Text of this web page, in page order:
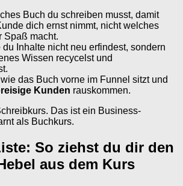
Buch du schreiben musst, damit
dich ernst nimmt, nicht welches
Spaß macht.
du Inhalte nicht neu erfindest, sondern
Wissen recycelst und
das Buch vorne im Funnel sitzt und
Kunden rauskommen.
Das ist ein Business-
als Buchkurs.
So ziehst du dir den
aus dem Kurs